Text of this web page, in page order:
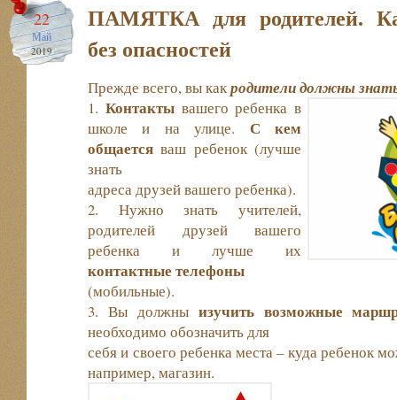
22
Май
2019
ПАМЯТКА для родителей.
без опасностей
Прежде всего, вы какродители должны
1. Контактывашего ребенка в
школе и на улице. С кем
общается ваш ребенок (лучше
знать
адреса друзей вашего ребенка).
2. Нужно знать учителей,
родителей друзей вашего
ребенка и лучше их
контактные телефоны
(мобильные).
3. Вы должны изучить возможные
необходимо обозначить для
себя и своего ребенка места – куда ребенок
например, магазин.